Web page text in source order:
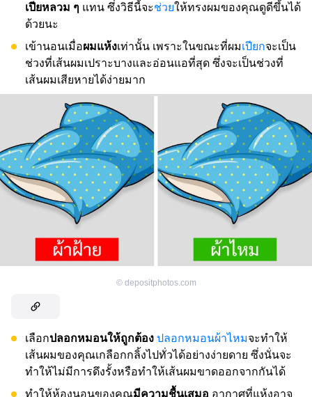
เปียหลวม ๆ แทน ซึ่งวิธีนี้จะช่วยให้ทรงผมของคุณดูดีขึ้นได้
ด้วยนะ
เข้านอนเมื่อผมแห้งเท่านั้น เพราะในขณะที่ผมเปียกจะเป็น
ช่วงที่เส้นผมเปราะบางและอ่อนแอที่สุด ซึ่งจะเป็นช่วงที่
เส้นผมเสียหายได้ง่ายมาก
© depositphotos.com
เลือกปลอกหมอนให้ถูกต้อง ปลอกหมอนผ้าไหมจะทำให้
เส้นผมของคุณเกลือกกลิ้งไปทั่วได้อย่างง่ายดาย ซึ่งนั่นจะ
ทำให้ไม่มีการดึงรั้งหรือทำให้เส้นผมขาดออกจากกันได้
ทำให้ห้องนอนของคุณมีความชื้นเสมอ อากาศที่แห้งอาจ